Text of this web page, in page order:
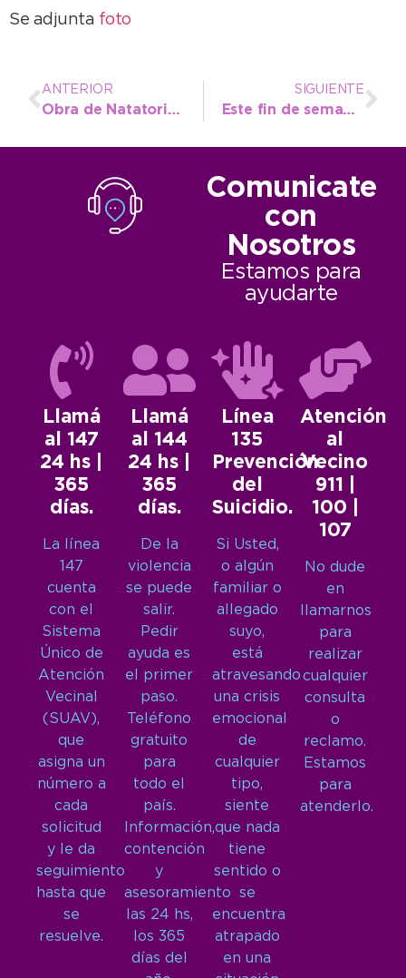
Se adjunta foto
ANTERIOR
Obra de Natatorios: Llamado a Licitación Pública para adquirir hormigón
SIGUIENTE
Este fin de semana, 15º Retiro Nacional de Yoga y Meditación
Comunicate
con
Nosotros
Estamos para
ayudarte
Llamá
al 147
24 hs |
365
días.
La línea
147
cuenta
con el
Sistema
Único de
Atención
Vecinal
(SUAV),
que
asigna un
número a
cada
solicitud
y le da
seguimiento
hasta que
se
resuelve.
Llamá
al 144
24 hs |
365
días.
De la
violencia
se puede
salir.
Pedir
ayuda es
el primer
paso.
Teléfono
gratuito
para
todo el
país.
Información,
contención
y
asesoramiento
las 24 hs,
los 365
días del
Línea
135
Prevención
del
Suicidio.
Si Usted,
o algún
familiar o
allegado
suyo,
está
atravesando
una crisis
emocional
de
cualquier
tipo,
siente
que nada
tiene
sentido o
se
encuentra
atrapado
en una
Atención
al
Vecino
911 |
100 |
107
No dude
en
llamarnos
para
realizar
cualquier
consulta
o
reclamo.
Estamos
para
atenderlo.